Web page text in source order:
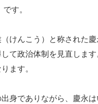
す。
けんこう）と称された
て政治体制を見直しま
ます。
身でありながら、慶永